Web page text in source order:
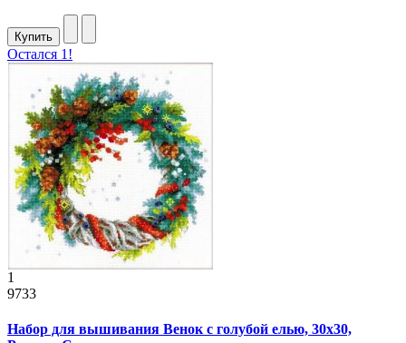
Купить
Остался 1!
1
9733
Набор для вышивания Венок с голубой елью, 30x30,